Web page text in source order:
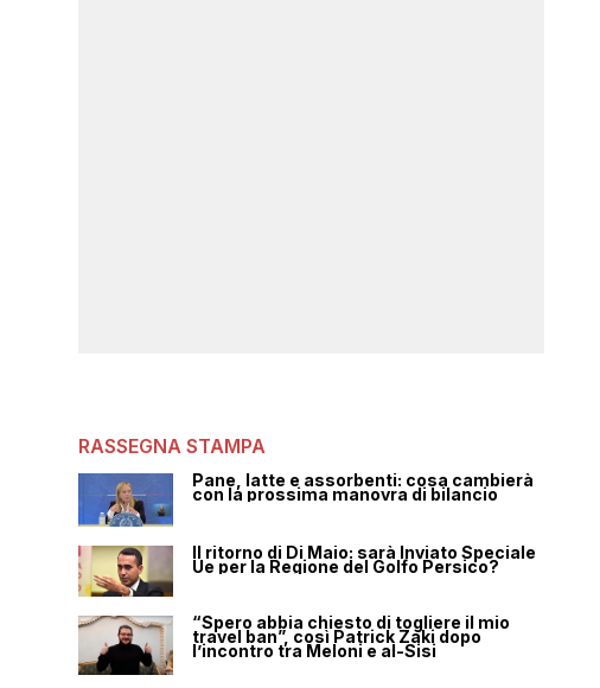
RASSEGNA STAMPA
Pane, latte e assorbenti: cosa cambierà
con la prossima manovra di bilancio
Il ritorno di Di Maio: sarà Inviato Speciale
Ue per la Regione del Golfo Persico?
“Spero abbia chiesto di togliere il mio
travel ban”, così Patrick Zaki dopo
l’incontro tra Meloni e al-Sisi